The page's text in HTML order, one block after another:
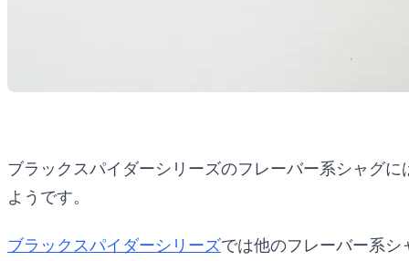
ブラックスパイダーシリーズのフレーバー系シャグ
ようです。
ブラックスパイダーシリーズでは他のフレーバー系